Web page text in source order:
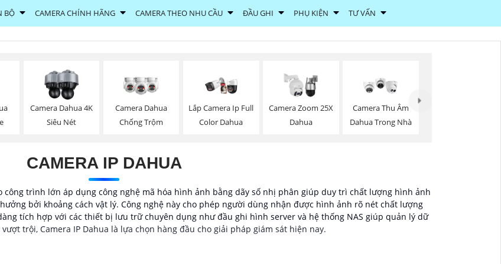
BỘ CAMERA CHÍNH HÃNG CAMERA THEO NHU CẦU ĐẦU GHI PHỤ KIỆN TƯ VẤN
Camera Dahua 4K
Siêu Nét
Camera Dahua
Chống Trộm
Lắp Camera Ip Full
Color Dahua
Camera Zoom 25X
Dahua
Camera Thu Âm
Dahua Trong Nhà
CAMERA IP DAHUA
công trình lớn áp dụng công nghệ mã hóa hình ảnh bằng dãy số nhị phân giúp duy trì chất lượng hình ảnh
bởi khoảng cách vật lý. Công nghệ này cho phép người dùng nhận được hình ảnh rõ nét chất lượng
tích hợp với các thiết bị lưu trữ chuyên dụng như đầu ghi hình server và hệ thống NAS giúp quản lý dữ
trội, Camera IP Dahua là lựa chọn hàng đầu cho giải pháp giám sát hiện nay.